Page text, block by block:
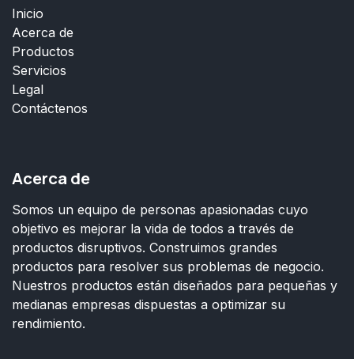
Inicio
Acerca de
Productos
Servicios
Legal
Contáctenos
Acerca de
Somos un equipo de personas apasionadas cuyo
objetivo es mejorar la vida de todos a través de
productos disruptivos. Construimos grandes
productos para resolver sus problemas de negocio.
Nuestros productos están diseñados para pequeñas y
medianas empresas dispuestas a optimizar su
rendimiento.